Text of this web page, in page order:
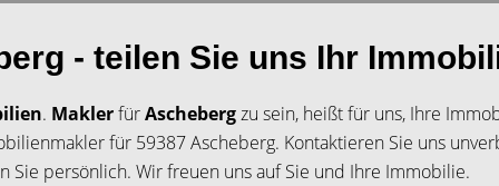
- teilen Sie uns Ihr
. MaklerfürAschebergzu sein, heißt für uns, Ihre
für 59387 Ascheberg. Kontaktieren Sie uns
persönlich. Wir freuen uns auf Sie und Ihre Immobilie.